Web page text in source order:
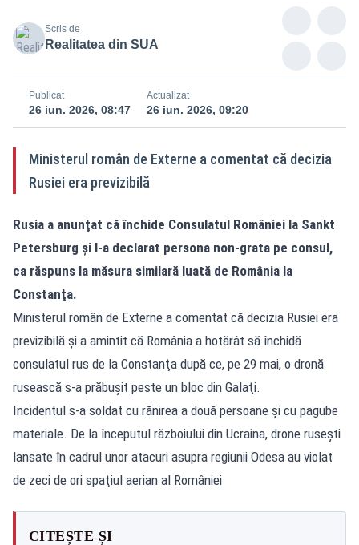
Scris de
Realitatea din SUA
Publicat
26 iun. 2026, 08:47
Actualizat
26 iun. 2026, 09:20
Ministerul român de Externe a comentat că decizia
Rusiei era previzibilă
Rusia a anunţat că închide Consulatul României la Sankt
Petersburg şi l-a declarat persona non-grata pe consul,
ca răspuns la măsura similară luată de România la
Constanţa.
Ministerul român de Externe a comentat că decizia Rusiei era
previzibilă şi a amintit că România a hotărât să închidă
consulatul rus de la Constanţa după ce, pe 29 mai, o dronă
rusească s-a prăbuşit peste un bloc din Galaţi.
Incidentul s-a soldat cu rănirea a două persoane şi cu pagube
materiale. De la începutul războiului din Ucraina, drone ruseşti
lansate în cadrul unor atacuri asupra regiunii Odesa au violat
de zeci de ori spaţiul aerian al României
CITEȘTE ȘI